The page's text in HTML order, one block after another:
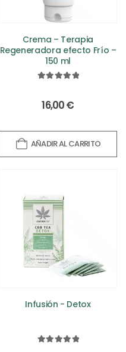
Crema – Terapia
Regeneradora efecto Frío –
150 ml
16,00€
AÑADIR AL CARRITO
Infusión - Detox